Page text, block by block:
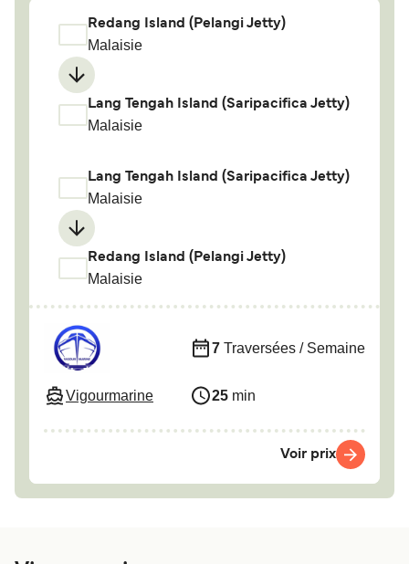
Redang Island (Pelangi Jetty)
Malaisie
Lang Tengah Island (Saripacifica Jetty)
Malaisie
Lang Tengah Island (Saripacifica Jetty)
Malaisie
Redang Island (Pelangi Jetty)
Malaisie
Vigourmarine
7 Traversées / Semaine
25 min
Voir prix